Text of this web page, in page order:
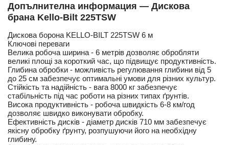
Допълнителна информация — Дискова
брана Kello-Bilt 225TSW
Дискова борона KELLO-BILT 225TSW 6 м
Ключові переваги
Велика робоча ширина - 6 метрів дозволяє обробляти
великі площі за короткий час, що підвищує продуктивність.
Глибина обробки - можливість регулювання глибини від 5
до 25 см забезпечує оптимальні умови для різних культур.
Стійкість та надійність - вага 8000 кг забезпечує
стабільність під час роботи на різних типах ґрунтів.
Висока продуктивність - робоча швидкість 6-8 км/год
дозволяє швидко виконувати обробку.
Ефективність дисків - діаметр дисків 710 мм забезпечує
якісну обробку ґрунту, розпушуючи його на необхідну
глибину.